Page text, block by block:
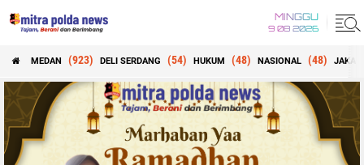
MINGGU
9 08 2026
MEDAN (923) DELI SERDANG (54) HUKUM (48) NASIONAL (48)